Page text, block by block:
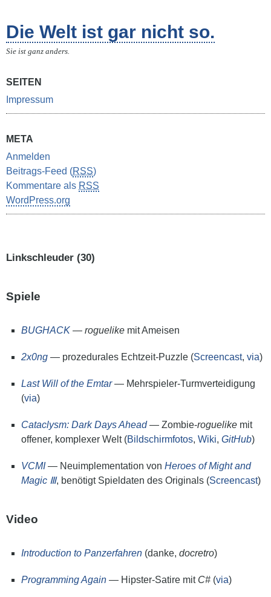
Die Welt ist gar nicht so.
Sie ist ganz anders.
SEITEN
Impressum
META
Anmelden
Beitrags-Feed (RSS)
Kommentare als RSS
WordPress.org
Linkschleuder (30)
Spiele
BUGHACK — roguelike mit Ameisen
2x0ng — prozedurales Echtzeit-Puzzle (Screencast, via)
Last Will of the Emtar— Mehrspieler-Turmverteidigung
(via)
Cataclysm: Dark Days Ahead— Zombie-roguelike mit
offener, komplexer Welt (Bildschirmfotos, Wiki, GitHub)
VCMI— Neuimplementation von Heroes of Might and
Magic Ⅲ, benötigt Spieldaten des Originals (Screencast)
Video
Introduction to Panzerfahren (danke, docretro)
Programming Again — Hipster-Satire mit C# (via)